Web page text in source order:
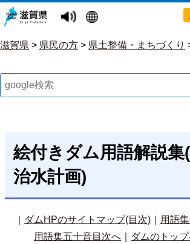
滋賀県 > 県民の方 > 県土整備・まちづくり
絵付きダム用語解説集
治水計画)
ダムHPのサイトマップ(目次)｜ 用語
用語集五十音目次へ
ダムのトッ